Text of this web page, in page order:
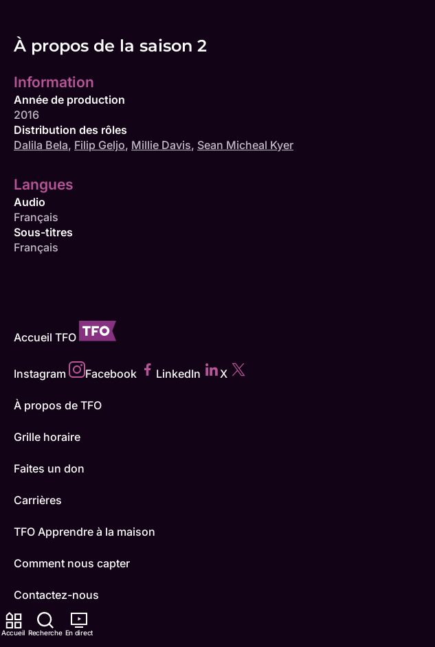
Accueil Recherche En direct
À propos de la saison 2
Information
Année de production
2016
Distribution des rôles
Dalila Bela, Filip Geljo, Millie Davis, Sean Micheal Kyer
Langues
Audio
Français
Sous-titres
Français
Accueil TFO
Instagram Facebook LinkedIn X
À propos de TFO
Grille horaire
Faites un don
Carrières
TFO Apprendre à la maison
Comment nous capter
Contactez-nous
ONFR